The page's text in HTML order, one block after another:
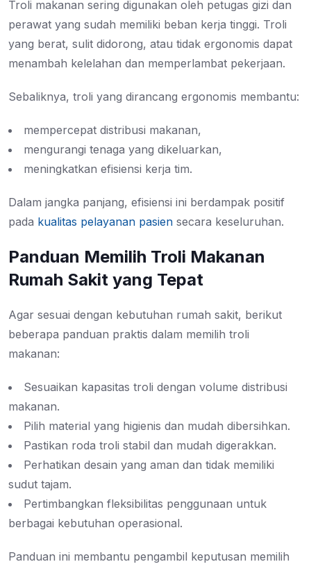
Troli makanan sering digunakan oleh petugas gizi dan
perawat yang sudah memiliki beban kerja tinggi. Troli
yang berat, sulit didorong, atau tidak ergonomis dapat
menambah kelelahan dan memperlambat pekerjaan.
Sebaliknya, troli yang dirancang ergonomis membantu:
mempercepat distribusi makanan,
mengurangi tenaga yang dikeluarkan,
meningkatkan efisiensi kerja tim.
Dalam jangka panjang, efisiensi ini berdampak positif
pada kualitas pelayanan pasien secara keseluruhan.
Panduan Memilih Troli Makanan
Rumah Sakit yang Tepat
Agar sesuai dengan kebutuhan rumah sakit, berikut
beberapa panduan praktis dalam memilih troli
makanan:
Sesuaikan kapasitas troli dengan volume distribusi
makanan.
Pilih material yang higienis dan mudah dibersihkan.
Pastikan roda troli stabil dan mudah digerakkan.
Perhatikan desain yang aman dan tidak memiliki
sudut tajam.
Pertimbangkan fleksibilitas penggunaan untuk
berbagai kebutuhan operasional.
Panduan ini membantu pengambil keputusan memilih